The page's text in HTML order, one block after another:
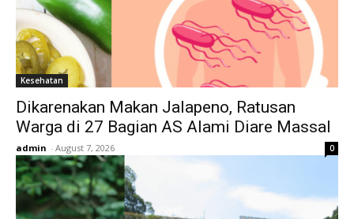
Kesehatan
Dikarenakan Makan Jalapeno, Ratusan
Warga di 27 Bagian AS Alami Diare Massal
admin - August 7, 2026 0